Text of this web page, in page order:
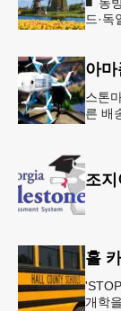
■ 동
드·독
아
스톤
른 배
조
홀
개학